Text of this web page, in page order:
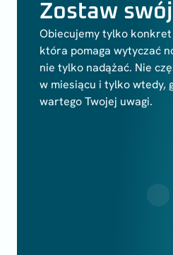
Zostaw
Obiecujemy tylko konkret
która pomaga wytyczać
nie tylko nadążać. Nie
w miesiącu i tylko wtedy,
wartego Twojej uwagi.